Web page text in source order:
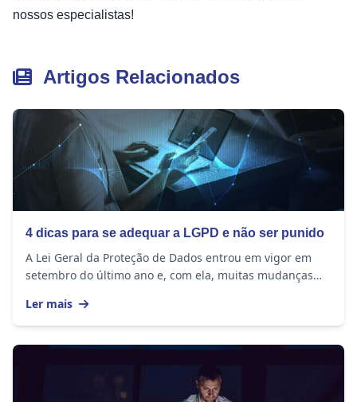
nossos especialistas!
Artigos Relacionados
4 dicas para se adequar a LGPD e não ser punido
A Lei Geral da Proteção de Dados entrou em vigor em
setembro do último ano e, com ela, muitas mudanças
Ler mais